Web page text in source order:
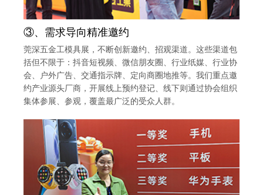
③、需求导向精准邀约
莞深五金工模具展，不断创新邀约、招观渠道。这些渠道包
括但不限于：抖音短视频、微信朋友圈、行业纸媒、行业协
会、户外广告、交通指示牌、定向商圈地推等。我们重点邀
约产业源头厂商，开展线上预约登记、线下则通过协会组织
集体参展、参观，覆盖最广泛的受众人群。